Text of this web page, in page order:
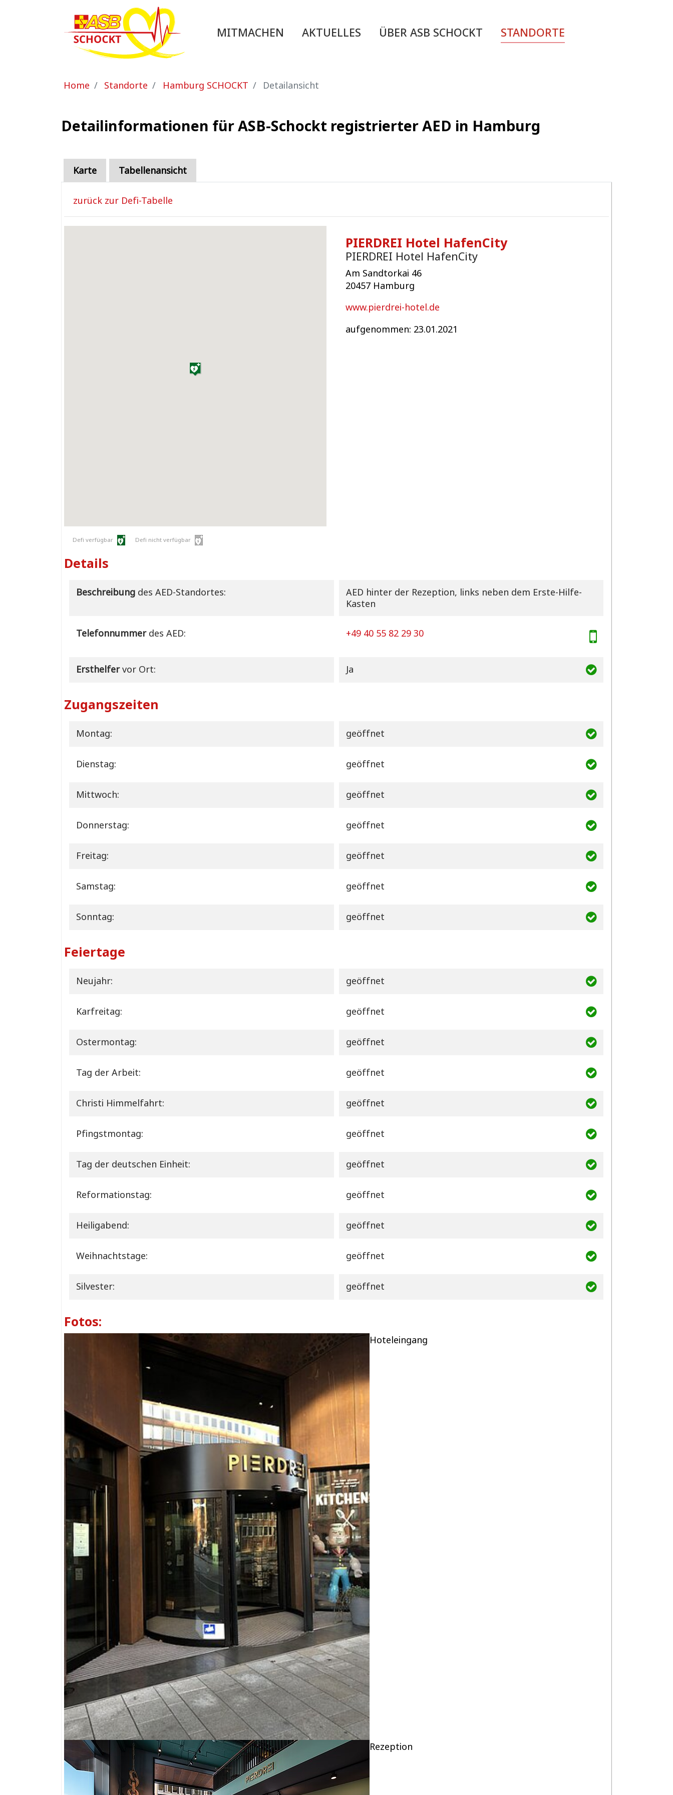
MITMACHEN AKTUELLES ÜBER ASB SCHOCKT STANDORTE
Sie sind hier:
Home Standorte Hamburg SCHOCKT Detailansicht
Detailinformationen für ASB-Schockt registrierter AED in Hamburg
Karte Tabellenansicht
zurück zur Defi-Tabelle
Defi verfügbar Defi nicht verfügbar
PIERDREI Hotel HafenCity
PIERDREI Hotel HafenCity
Am Sandtorkai 46
20457 Hamburg
www.pierdrei-hotel.de
aufgenommen: 23.01.2021
Details
Beschreibungdes AED-Standortes:
AED hinter der Rezeption, links neben dem Erste-Hilfe-
Kasten
Telefonnummerdes AED: +49 40 55 82 29 30
Ersthelfervor Ort: Ja
Zugangszeiten
Montag: geöffnet
Dienstag: geöffnet
Mittwoch: geöffnet
Donnerstag: geöffnet
Freitag: geöffnet
Samstag: geöffnet
Sonntag: geöffnet
Feiertage
Neujahr: geöffnet
Karfreitag: geöffnet
Ostermontag: geöffnet
Tag der Arbeit: geöffnet
Christi Himmelfahrt: geöffnet
Pfingstmontag: geöffnet
Tag der deutschen Einheit: geöffnet
Reformationstag: geöffnet
Heiligabend: geöffnet
Weihnachtstage: geöffnet
Silvester: geöffnet
Fotos:
Hoteleingang
Rezeption